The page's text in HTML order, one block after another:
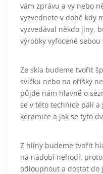
vám zprávu a vy nebo
vyzvednete v době kdy
vyzvedával někdo jiny,
výrobky vyfocené
Ze skla budeme tvořit
svíčku nebo na oříšky
půjde nám hlavně o
se v této technice pálí
keramice a jak se tyto
Z hlíny budeme tvořit
na nádobí nehodí,
odloupnout a dostat do